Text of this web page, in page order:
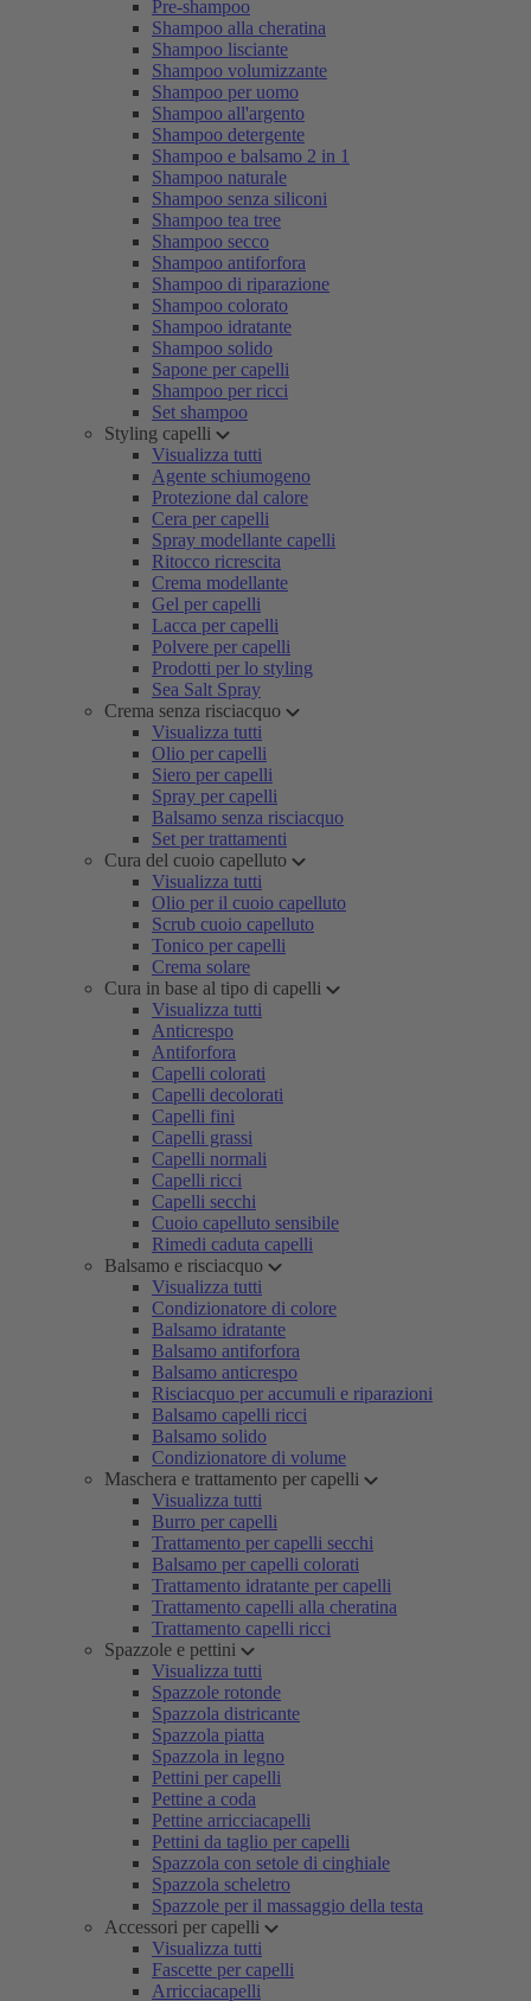
Pre-shampoo
Shampoo alla cheratina
Shampoo lisciante
Shampoo volumizzante
Shampoo per uomo
Shampoo all'argento
Shampoo detergente
Shampoo e balsamo 2 in 1
Shampoo naturale
Shampoo senza siliconi
Shampoo tea tree
Shampoo secco
Shampoo antiforfora
Shampoo di riparazione
Shampoo colorato
Shampoo idratante
Shampoo solido
Sapone per capelli
Shampoo per ricci
Set shampoo
Styling capelli
Visualizza tutti
Agente schiumogeno
Protezione dal calore
Cera per capelli
Spray modellante capelli
Ritocco ricrescita
Crema modellante
Gel per capelli
Lacca per capelli
Polvere per capelli
Prodotti per lo styling
Sea Salt Spray
Crema senza risciacquo
Visualizza tutti
Olio per capelli
Siero per capelli
Spray per capelli
Balsamo senza risciacquo
Set per trattamenti
Cura del cuoio capelluto
Visualizza tutti
Olio per il cuoio capelluto
Scrub cuoio capelluto
Tonico per capelli
Crema solare
Cura in base al tipo di capelli
Visualizza tutti
Anticrespo
Antiforfora
Capelli colorati
Capelli decolorati
Capelli fini
Capelli grassi
Capelli normali
Capelli ricci
Capelli secchi
Cuoio capelluto sensibile
Rimedi caduta capelli
Balsamo e risciacquo
Visualizza tutti
Condizionatore di colore
Balsamo idratante
Balsamo antiforfora
Balsamo anticrespo
Risciacquo per accumuli e riparazioni
Balsamo capelli ricci
Balsamo solido
Condizionatore di volume
Maschera e trattamento per capelli
Visualizza tutti
Burro per capelli
Trattamento per capelli secchi
Balsamo per capelli colorati
Trattamento idratante per capelli
Trattamento capelli alla cheratina
Trattamento capelli ricci
Spazzole e pettini
Visualizza tutti
Spazzole rotonde
Spazzola districante
Spazzola piatta
Spazzola in legno
Pettini per capelli
Pettine a coda
Pettine arricciacapelli
Pettini da taglio per capelli
Spazzola con setole di cinghiale
Spazzola scheletro
Spazzole per il massaggio della testa
Accessori per capelli
Visualizza tutti
Fascette per capelli
Arricciacapelli